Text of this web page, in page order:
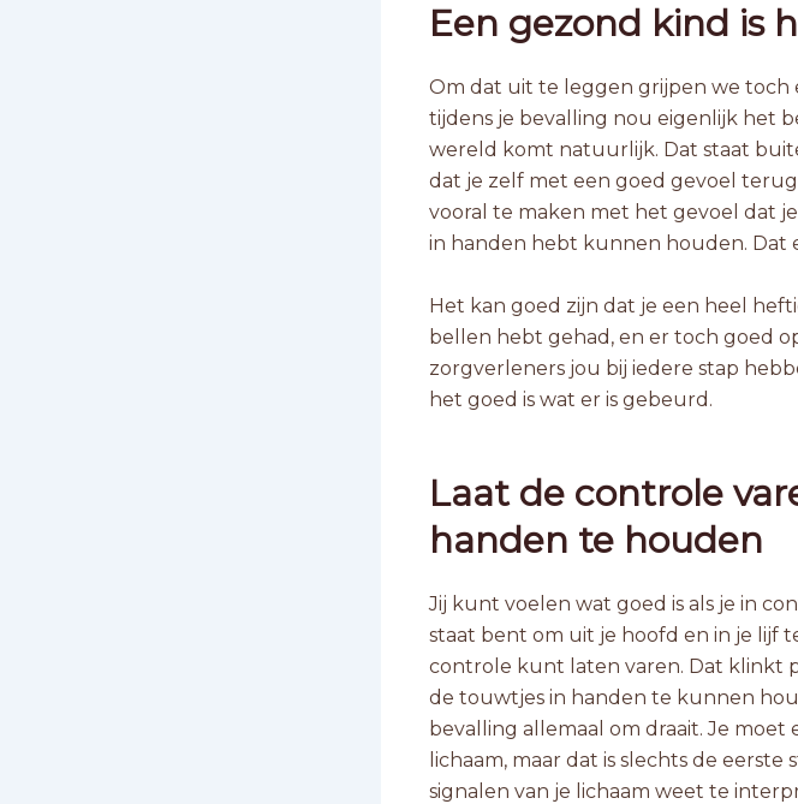
Een gezond kind is
Om dat uit te leggen grijpen we toch
tijdens je bevalling nou eigenlijk het
wereld komt natuurlijk. Dat staat
dat je zelf met een goed gevoel
vooral te maken met het gevoel dat
in handen hebt kunnen houden. Dat
Het kan goed zijn dat je een heel
bellen hebt gehad, en er toch goed
zorgverleners jou bij iedere stap
het goed is wat er is gebeurd.
Laat de controle
handen te houden
Jij kunt voelen wat goed is als je in
staat bent om uit je hoofd en in je lijf
controle kunt laten varen. Dat klinkt
de touwtjes in handen te kunnen
bevalling allemaal om draait. Je
lichaam, maar dat is slechts de
signalen van je lichaam weet te